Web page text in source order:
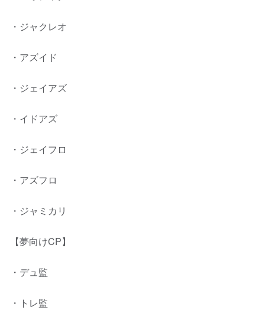
・ジャクレオ
・アズイド
・ジェイアズ
・イドアズ
・ジェイフロ
・アズフロ
・ジャミカリ
【夢向けCP】
・デュ監
・トレ監